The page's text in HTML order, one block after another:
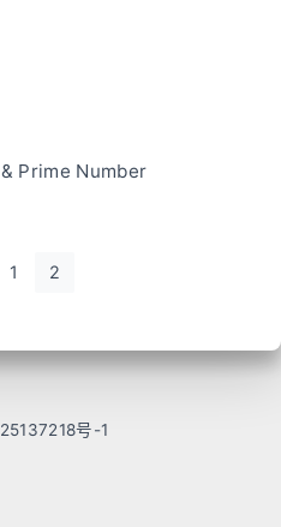
Prime Number
1 2
号-1